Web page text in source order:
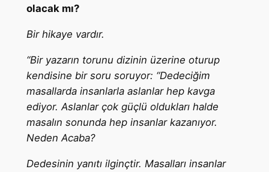
olacak mı?
Bir hikaye vardır.
“Bir yazarın torunu dizinin üzerine oturup
kendisine bir soru soruyor: “Dedeciğim
masallarda insanlarla aslanlar hep kavga
ediyor. Aslanlar çok güçlü oldukları halde
masalın sonunda hep insanlar kazanıyor.
Neden Acaba?
Dedesinin yanıtı ilginçtir. Masalları insanlar